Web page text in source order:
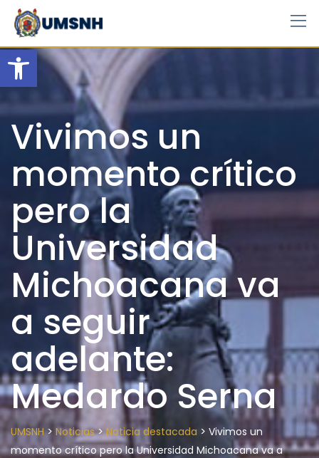
Open toolbar
Skip
content
Vivimos un
momento crítico
pero la
Universidad
Michoacana va
a seguir
adelante:
Medardo Serna
UMSNH> Noticias>Noticia destacada > Vivimos un
momento crítico pero la Universidad Michoacana va a